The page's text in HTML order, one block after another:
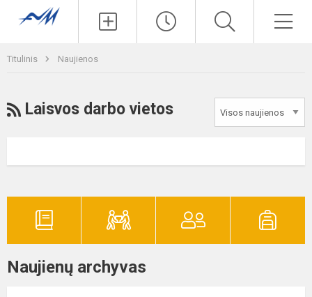
Titulinis Naujienos
RSS
Laisvos darbo vietos
Naujienų archyvas